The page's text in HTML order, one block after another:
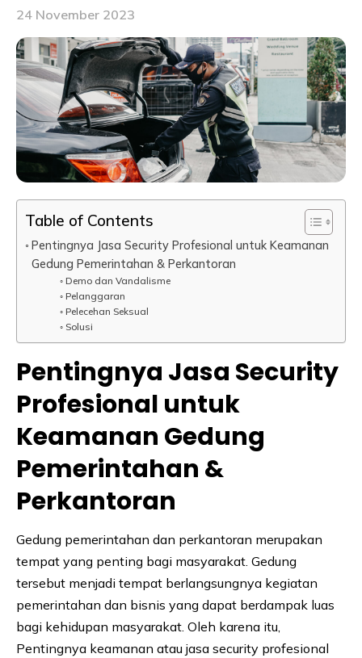
24 November 2023
Table of Contents
Pentingnya Jasa Security Profesional untuk Keamanan
Gedung Pemerintahan & Perkantoran
Demo dan Vandalisme
Pelanggaran
Pelecehan Seksual
Solusi
Pentingnya Jasa Security
Profesional untuk
Keamanan Gedung
Pemerintahan &
Perkantoran
Gedung pemerintahan dan perkantoran merupakan
tempat yang penting bagi masyarakat. Gedung
tersebut menjadi tempat berlangsungnya kegiatan
pemerintahan dan bisnis yang dapat berdampak luas
bagi kehidupan masyarakat. Oleh karena itu,
Pentingnya keamanan atau jasa security profesional